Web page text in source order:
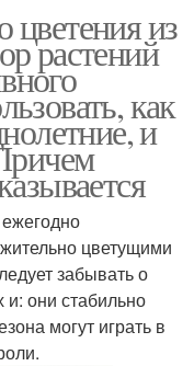
цветения из
растений
как
и
цветущими
забывать о
и: они стабильно
могут играть в